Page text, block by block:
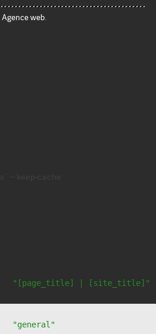
Agence web.
"[page_title] | [site_title]"
"general"